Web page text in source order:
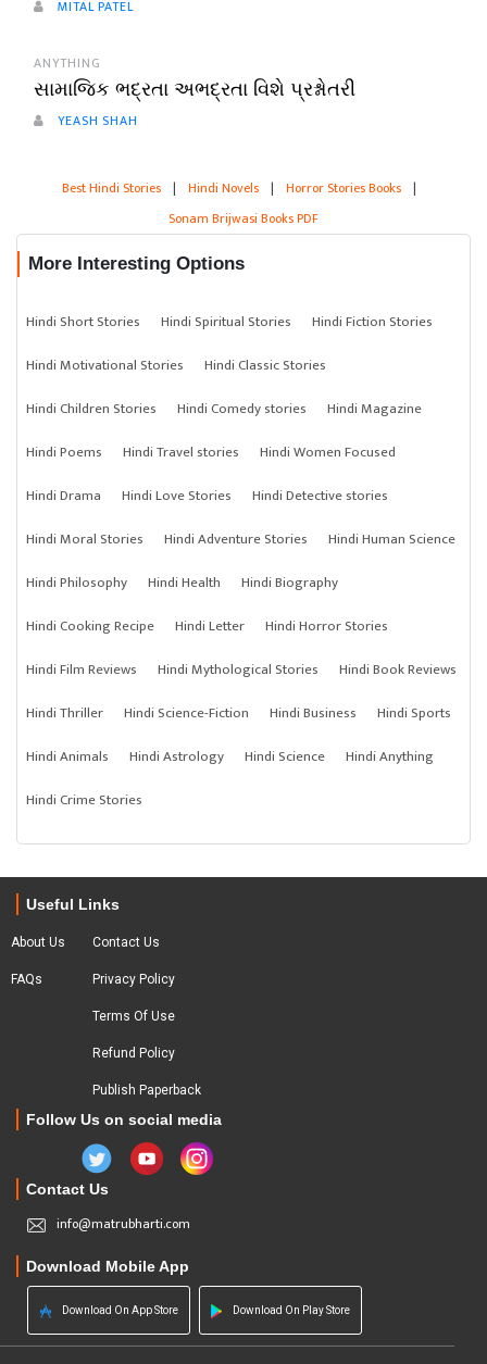
MITAL PATEL
ANYTHING
સામાજિક ભદ્રતા અભદ્રતા વિશે પ્રશ્નોતરી
YEASH SHAH
Best Hindi Stories | Hindi Novels | Horror Stories Books |
Sonam Brijwasi Books PDF
More Interesting Options
Hindi Short Stories Hindi Spiritual Stories
Hindi Fiction Stories
Hindi Motivational Stories
Hindi Classic Stories
Hindi Children Stories
Hindi Comedy stories
Hindi Magazine
Hindi Poems
Hindi Travel stories
Hindi Women Focused
Hindi Drama
Hindi Love Stories
Hindi Detective stories
Hindi Moral Stories
Hindi Adventure Stories
Hindi Human Science
Hindi Philosophy
Hindi Health
Hindi Biography
Hindi Cooking Recipe
Hindi Letter
Hindi Horror Stories
Hindi Film Reviews
Hindi Mythological Stories
Hindi Book Reviews
Hindi Thriller
Hindi Science-Fiction Hindi Business
Hindi Sports
Hindi Animals
Hindi Astrology Hindi Science
Hindi Anything
Hindi Crime Stories
Useful Links
About Us
FAQs
Contact Us
Privacy Policy
Terms Of Use
Refund Policy
Publish Paperback
Follow Us on social media
Contact Us
info@matrubharti.com
Download Mobile App
Download On App Store Download On Play Store